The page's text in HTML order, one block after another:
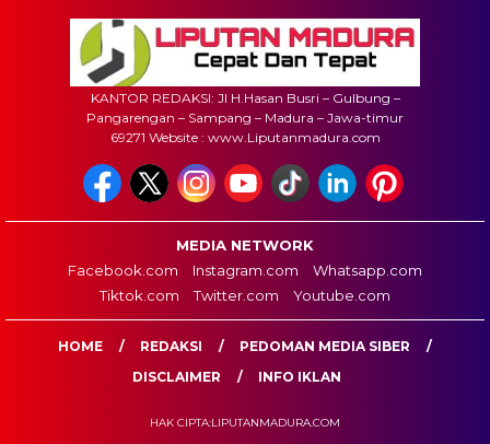
KANTOR REDAKSI: Jl H.Hasan Busri – Gulbung –
Pangarengan – Sampang – Madura – Jawa-timur
69271 Website : www.Liputanmadura.com
MEDIA NETWORK
Facebook.com
Instagram.com
Whatsapp.com
Tiktok.com
Twitter.com Youtube.com
HOME REDAKSI
PEDOMAN MEDIA SIBER
DISCLAIMER
INFO IKLAN
HAK CIPTA:LIPUTANMADURA.COM